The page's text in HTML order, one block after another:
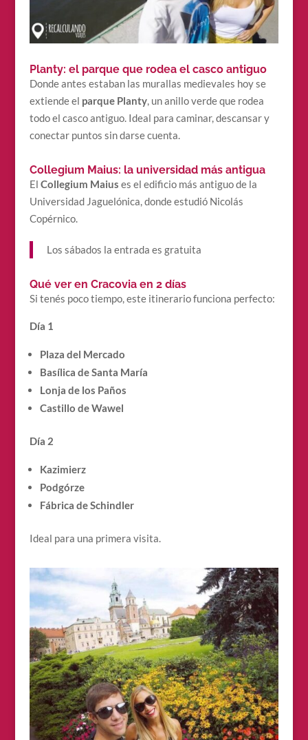
Planty: el parque que rodea el casco antiguo
Donde antes estaban las murallas medievales hoy se
extiende el parque Planty, un anillo verde que rodea
todo el casco antiguo. Ideal para caminar, descansar y
conectar puntos sin darse cuenta.
Collegium Maius: la universidad más antigua
El Collegium Maius es el edificio más antiguo de la
Universidad Jaguelónica, donde estudió Nicolás
Copérnico.
Los sábados la entrada es gratuita
Qué ver en Cracovia en 2 días
Si tenés poco tiempo, este itinerario funciona perfecto:
Día 1
Plaza del Mercado
Basílica de Santa María
Lonja de los Paños
Castillo de Wawel
Día 2
Kazimierz
Podgórze
Fábrica de Schindler
Ideal para una primera visita.